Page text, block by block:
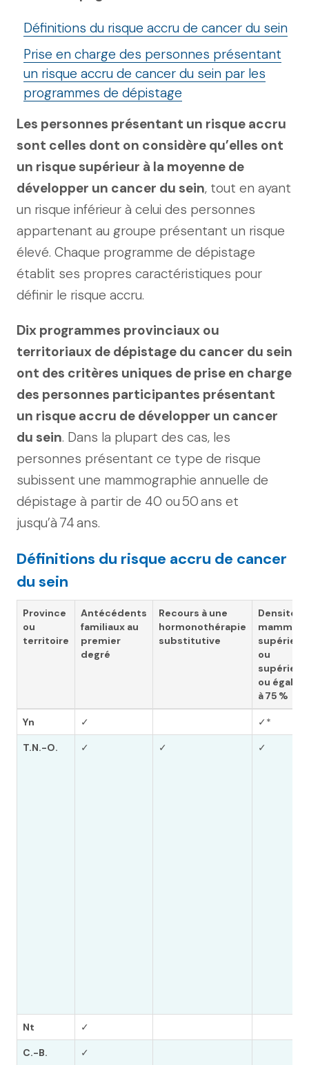
Définitions du risque accru de cancer du sein
Prise en charge des personnes présentant
un risque accru de cancer du sein par les
programmes de dépistage
Les personnes présentant un risque accru
sont celles dont on considère qu’elles ont
un risque supérieur à la moyenne de
développer un cancer du sein, tout en ayant
un risque inférieur à celui des personnes
appartenant au groupe présentant un risque
élevé. Chaque programme de dépistage
établit ses propres caractéristiques pour
définir le risque accru.
Dix programmes provinciaux ou
territoriaux de dépistage du cancer du sein
ont des critères uniques de prise en charge
des personnes participantes présentant
un risque accru de développer un cancer
du sein. Dans la plupart des cas, les
personnes présentant ce type de risque
subissent une mammographie annuelle de
dépistage à partir de 40 ou 50 ans et
jusqu’à 74 ans.
Définitions du risque accru de cancer
du sein
Province
ou
territoire
Antécédents
familiaux au
premier
degré
Recours à une
hormonothérapie
substitutive
Densité
ou
ou égale
à 75 %
Yn ✓ ✓*
T.N.-O. ✓ ✓ ✓
Nt ✓
C.-B. ✓